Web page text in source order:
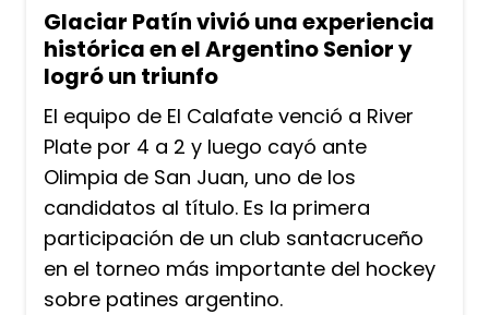
Glaciar Patín vivió una experiencia
histórica en el Argentino Senior y
logró un triunfo
El equipo de El Calafate venció a River
Plate por 4 a 2 y luego cayó ante
Olimpia de San Juan, uno de los
candidatos al título. Es la primera
participación de un club santacruceño
en el torneo más importante del hockey
sobre patines argentino.